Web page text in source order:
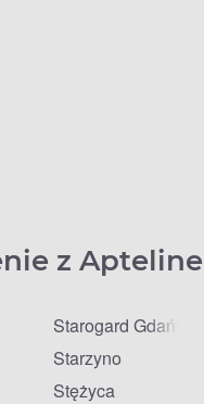
z Apteline
Starogard Gdański
Starzyno
Stężyca